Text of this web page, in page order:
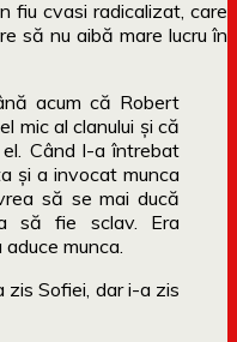
fiu cvasi radicalizat, care
să nu aibă mare lucru în
acum că Robert
mic al clanului și că
Când l-a întrebat
și a invocat munca
să se mai ducă
să fie sclav. Era
munca.
zis Sofiei, dar i-a zis